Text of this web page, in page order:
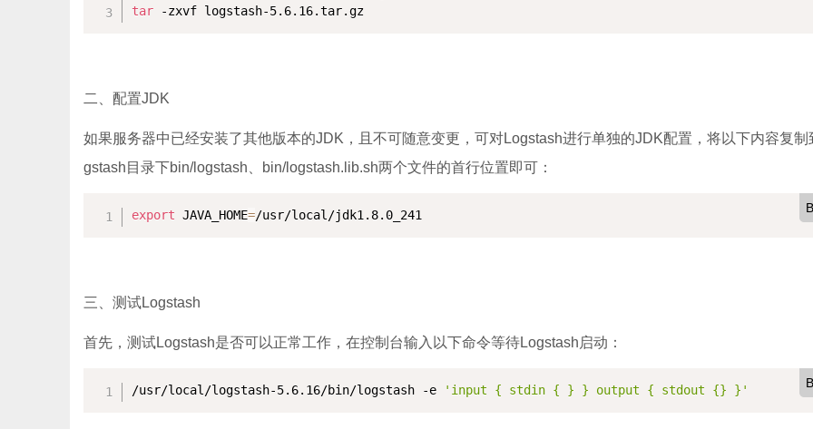
tar -zxvf logstash-5.6.16.tar.gz
二、配置JDK
如果服务器中已经安装了其他版本的JDK，且不可随意变更，可对Logstash进行单独的JDK配置，将以下内容复制
gstash目录下bin/logstash、bin/logstash.lib.sh两个文件的首行位置即可：
export JAVA_HOME=/usr/local/jdk1.8.0_241
三、测试Logstash
首先，测试Logstash是否可以正常工作，在控制台输入以下命令等待Logstash启动：
/usr/local/logstash-5.6.16/bin/logstash -e 'input { stdin { } } output { stdout {} }'